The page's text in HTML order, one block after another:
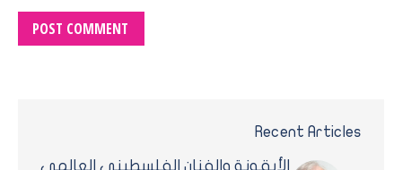
POST COMMENT
Recent Articles
الأيقونة والفنان الفلسطيني العالمي